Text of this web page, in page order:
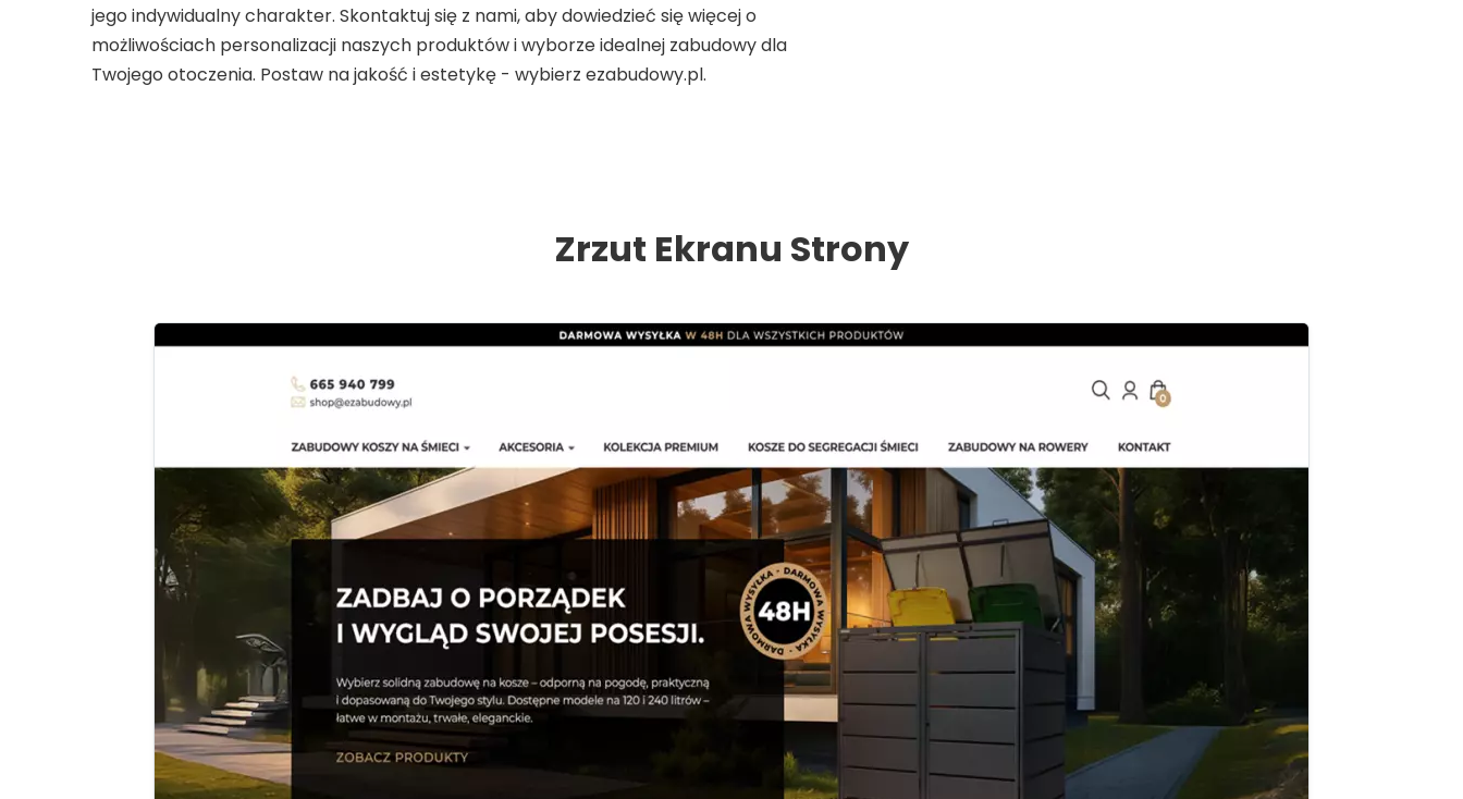
jego indywidualny charakter. Skontaktuj się z nami, aby dowiedzieć się więcej o
możliwościach personalizacji naszych produktów i wyborze idealnej zabudowy dla
Twojego otoczenia. Postaw na jakość i estetykę - wybierz ezabudowy.pl.
Zrzut Ekranu Strony